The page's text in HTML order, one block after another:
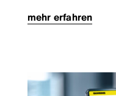
mehr erfahren